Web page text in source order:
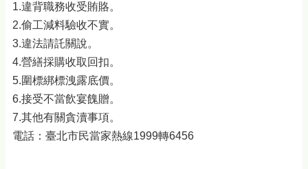
1.違背職務收受賄賂。
2.偷工減料驗收不實。
3.違法請託關說。
4.營繕採購收取回扣。
5.圍標綁標洩露底價。
6.接受不當飲宴餽贈。
7.其他有關貪瀆事項。
電話：臺北市民當家熱線1999轉6456